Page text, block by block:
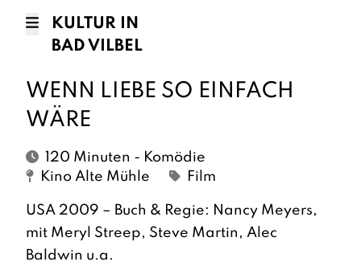
KULTUR IN
BAD VILBEL
WENN LIEBE SO EINFACH
WÄRE
120 Minuten - Komödie
Kino Alte Mühle
Film
USA 2009 – Buch & Regie: Nancy Meyers,
mit Meryl Streep, Steve Martin, Alec
Baldwin u.a.